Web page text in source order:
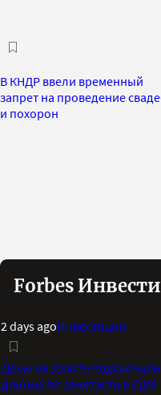
В КНДР ввели временный
запрет на проведение
и похорон
Forbes
2 days agoИнвестиции
Цены на золото
данных по занятости в США